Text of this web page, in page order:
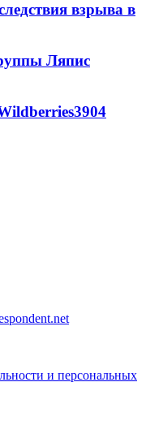
взрыва в
Ляпис
3904
и персональных